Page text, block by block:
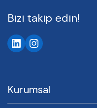
Bizi takip edin!
Kurumsal